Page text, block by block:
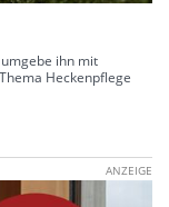
ihn mit
Heckenpflege
ANZEIGE